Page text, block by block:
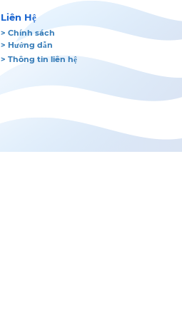
Liên Hệ
> Chính sách
> Hướng dẫn
> Thông tin liên hệ